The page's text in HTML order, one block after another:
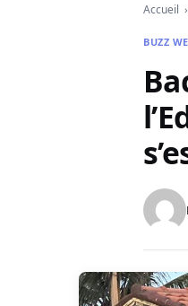
Accueil
BUZZ